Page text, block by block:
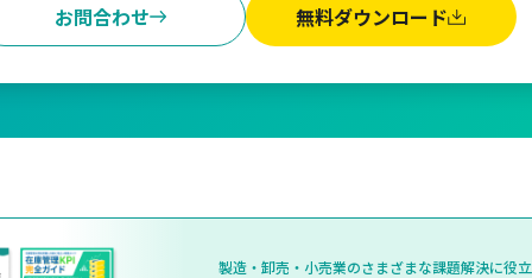
お問合わせ 無料ダウンロード
製造・卸売・小売業のさまざまな課題解決に役